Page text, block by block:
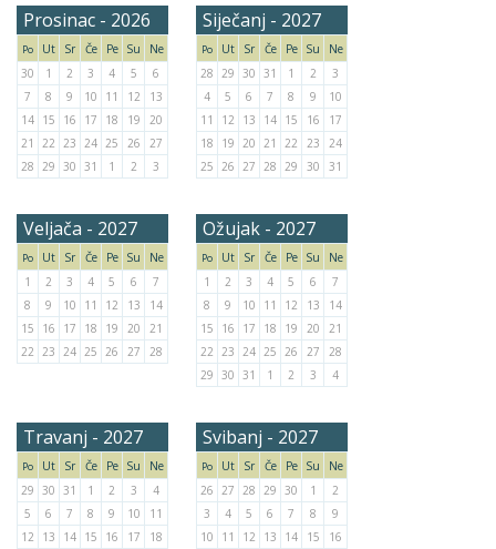
Prosinac - 2026
Po Ut Sr Če Pe Su
Ne
30
1 2 3 4 5
6
7
8 9 10 11 12
13
14 15 16 17 18 19
20
21
22 23 24 25 26
27
28 29 30 31 1 2 3
Siječanj - 2027
Po Ut Sr Če Pe Su
Ne
28 29 30 31 1 2
3
4
5 6 7 8 9
10
11
12 13 14 15 16
17
18
19 20 21 22 23
24
25 26 27 28 29 30 31
Veljača - 2027
Po Ut Sr Če Pe Su
Ne
1
2 3 4 5 6
7
8
9 10 11 12 13
14
15
16 17 18 19 20
21
22 23 24 25 26 27 28
Ožujak - 2027
Po Ut Sr Če Pe Su
Ne
1
2 3 4 5 6
7
8
9 10 11 12 13
14
15
16 17 18 19 20
21
22 23 24 25 26 27
28
29 30 31 1 2 3 4
Travanj - 2027
Po Ut Sr Če Pe Su
Ne
29 30 31 1 2 3
4
5
6 7 8 9 10
11
12
13 14 15 16 17
18
Svibanj - 2027
Po Ut Sr Če Pe Su
Ne
26 27 28 29 30 1
2
3
4 5 6 7 8
9
10
11 12 13 14 15
16